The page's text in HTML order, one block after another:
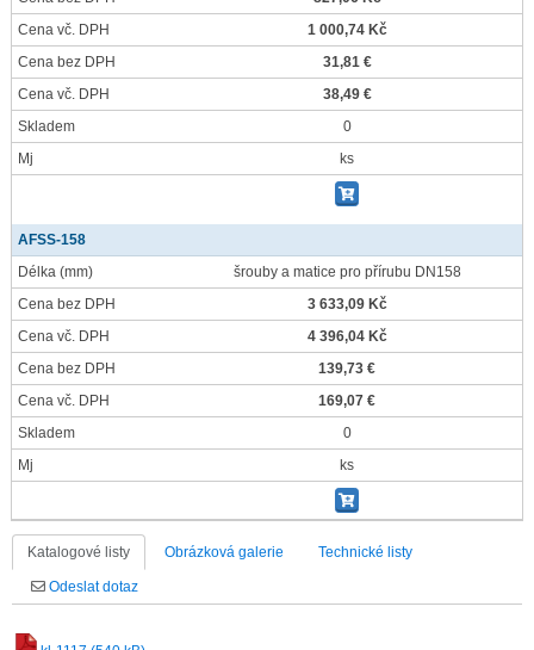
Cena vč. DPH
1 000,74 Kč
Cena bez DPH
31,81 €
Cena vč. DPH
38,49 €
Skladem
0
Mj
ks
AFSS-158
Délka (mm)
šrouby a matice pro přírubu DN158
Cena bez DPH
3 633,09 Kč
Cena vč. DPH
4 396,04 Kč
Cena bez DPH
139,73 €
Cena vč. DPH
169,07 €
Skladem
0
Mj
ks
Katalogové listy Obrázková galerie Technické listy
Odeslat dotaz